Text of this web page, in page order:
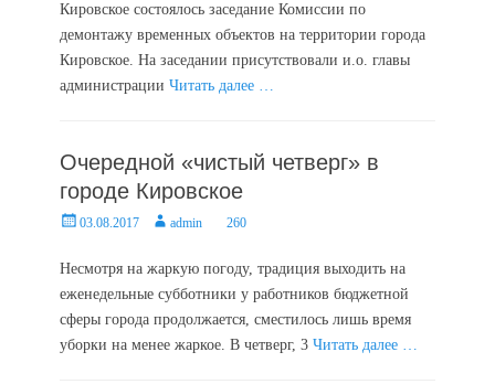
Кировское состоялось заседание Комиссии по
демонтажу временных объектов на территории города
Кировское. На заседании присутствовали и.о. главы
администрации Читать далее …
Очередной «чистый четверг» в
городе Кировское
Posted03.08.2017 Authoradmin 260
Несмотря на жаркую погоду, традиция выходить на
еженедельные субботники у работников бюджетной
сферы города продолжается, сместилось лишь время
уборки на менее жаркое. В четверг, 3 Читать далее …